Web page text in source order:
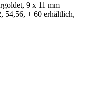
9 x 11 mm
54,56, + 60 erhältlich,